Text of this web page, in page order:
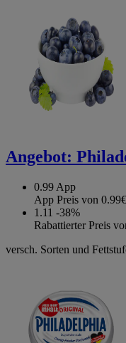
Angebot:
0.99 App
App Preis von 0.99€
1.11 -38%
Rabattierter Preis
versch. Sorten und